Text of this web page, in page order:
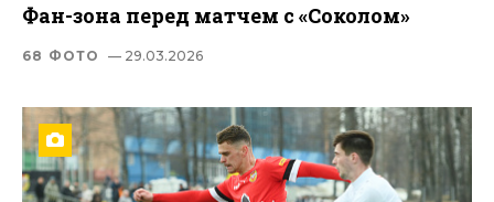
Фан-зона перед матчем с «Соколом»
68 ФОТО — 29.03.2026